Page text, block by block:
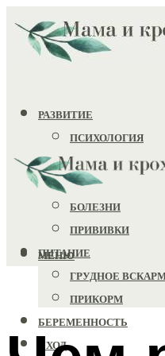
РАЗВИТИЕ
ПСИХОЛОГИЯ
ИГРУШКИ
ЗДОРОВЬЕ
БОЛЕЗНИ
ПРИВИВКИ
ПИТАНИЕ
ГРУДНОЕ
ПРИКОРМ
БЕРЕМЕННОСТЬ
УХОД
МЕНЮ